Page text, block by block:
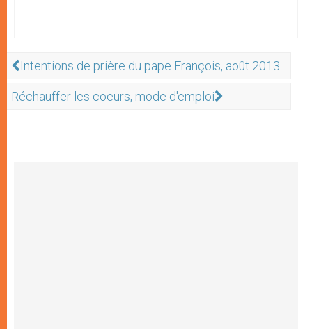
Intentions de prière du pape François, août 2013
Réchauffer les coeurs, mode d'emploi